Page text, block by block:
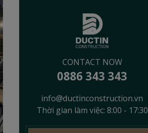
CONTACT NOW
0886 343 343
info@ductinconstruction.vn
Thời gian làm việc: 8:00 - 17:30